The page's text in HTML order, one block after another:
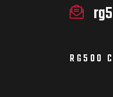
RG500